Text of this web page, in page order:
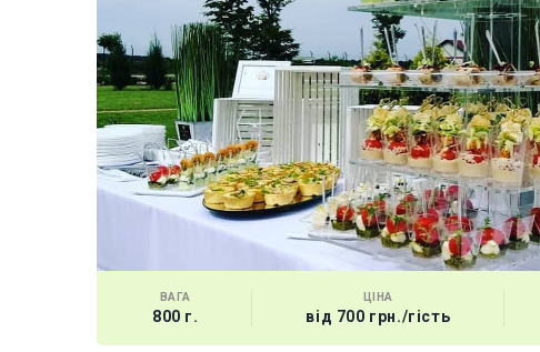
ВАГА
800 г.
ЦІНА
від 700 грн./гість